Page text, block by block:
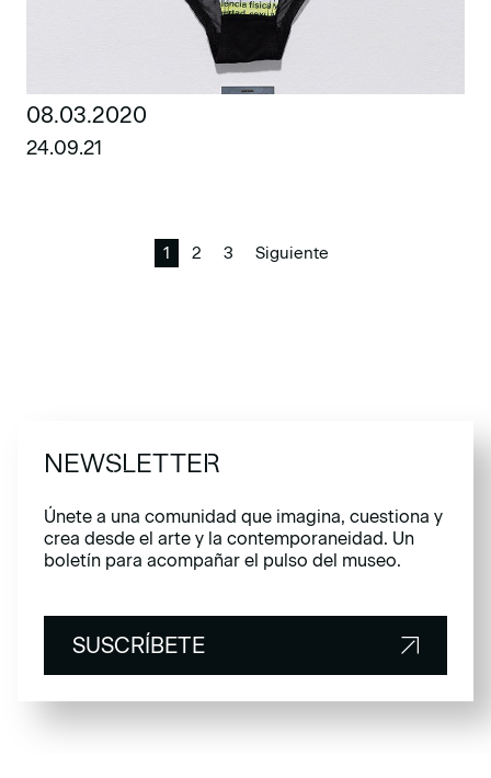
08.03.2020
24.09.21
1 2 3 Siguiente
NEWSLETTER
Únete a una comunidad que imagina, cuestiona y
crea desde el arte y la contemporaneidad. Un
boletín para acompañar el pulso del museo.
SUSCRÍBETE
SUSCRÍBETE